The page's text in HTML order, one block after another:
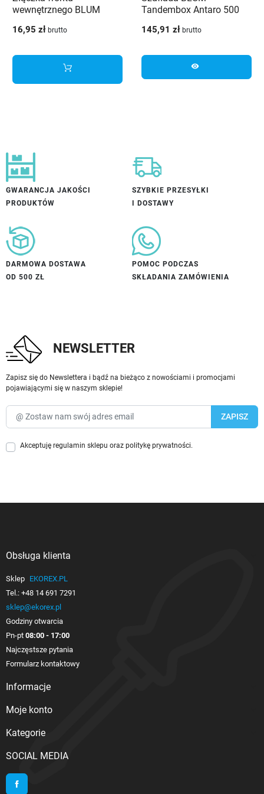
wewnętrznego BLUM
M biała
16,95 zł brutto
Tandembox Antaro 500
145,91 zł brutto
visibility
GWARANCJA JAKOŚCI
PRODUKTÓW
SZYBKIE PRZESYŁKI
I DOSTAWY
DARMOWA DOSTAWA
OD 500 ZŁ
POMOC PODCZAS
SKŁADANIA ZAMÓWIENIA
NEWSLETTER
Zapisz się do Newslettera i bądź na bieżąco z nowościami i promocjami
pojawiającymi się w naszym sklepie!
Akceptuję regulamin sklepu oraz politykę prywatności.
Obsługa klienta
Sklep EKOREX.PL
Tel.: +48 14 691 7291
sklep@ekorex.pl
Godziny otwarcia
Pn-pt 08:00 - 17:00
Najczęstsze pytania
Formularz kontaktowy
Informacje
Moje konto
Kategorie
SOCIAL MEDIA